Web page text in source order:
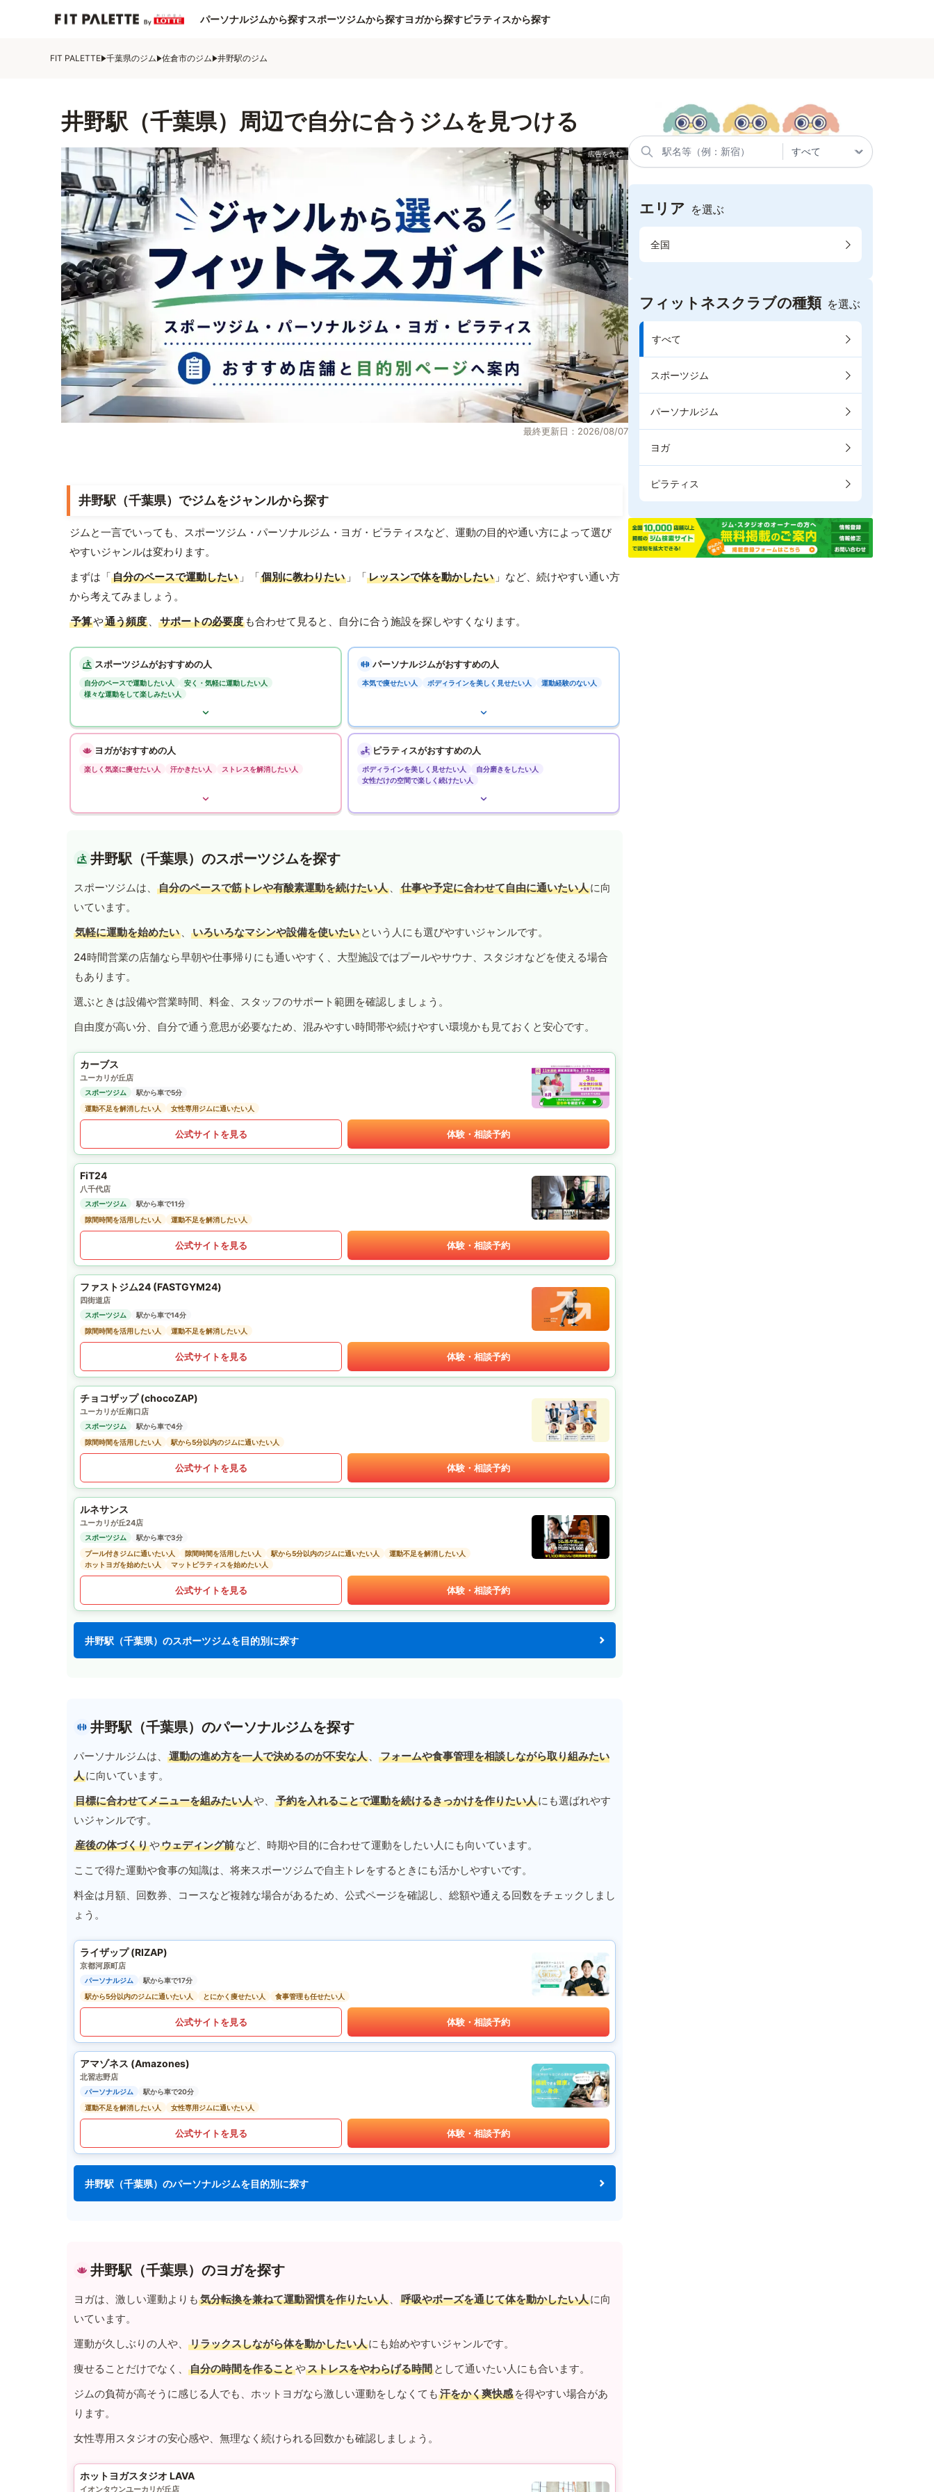
パーソナルジムから探すスポーツジムから探すヨガから探すピラティスから探す
FIT PALETTE 千葉県のジム 佐倉市のジム 井野駅のジム
井野駅（千葉県）周辺で自分に合うジムを見つける
最終更新日：2026/08/07
井野駅（千葉県）でジムをジャンルから探す
ジムと一言でいっても、スポーツジム・パーソナルジム・ヨガ・ピラティスなど、運動の目的や通い方によって選び
やすいジャンルは変わります。
まずは「自分のペースで運動したい 」「個別に教わりたい 」「レッスンで体を動かしたい 」など、続けやすい通い方
から考えてみましょう。
予算や通う頻度 、 サポートの必要度 も合わせて見ると、自分に合う施設を探しやすくなります。
スポーツジムがおすすめの人
自分のペースで運動したい人
安く・気軽に運動したい人
様々な運動をして楽しみたい人
パーソナルジムがおすすめの人
本気で痩せたい人 ボディラインを美しく見せたい人 運動経験のない人
ヨガがおすすめの人
楽しく気楽に痩せたい人 汗かきたい人 ストレスを解消したい人
ピラティスがおすすめの人
ボディラインを美しく見せたい人
自分磨きをしたい人
女性だけの空間で楽しく続けたい人
井野駅（千葉県）のスポーツジムを探す
スポーツジムは、 自分のペースで筋トレや有酸素運動を続けたい人 、 仕事や予定に合わせて自由に通いたい人に向
いています。
気軽に運動を始めたい 、 いろいろなマシンや設備を使いたい という人にも選びやすいジャンルです。
24時間営業の店舗なら早朝や仕事帰りにも通いやすく、大型施設ではプールやサウナ、スタジオなどを使える場合
もあります。
選ぶときは設備や営業時間、料金、スタッフのサポート範囲を確認しましょう。
自由度が高い分、自分で通う意思が必要なため、混みやすい時間帯や続けやすい環境かも見ておくと安心です。
カーブス
ユーカリが丘店
スポーツジム
駅から車で5分
運動不足を解消したい人
女性専用ジムに通いたい人
公式サイトを見る 体験・相談予約
FiT24
八千代店
スポーツジム
駅から車で11分
隙間時間を活用したい人
運動不足を解消したい人
公式サイトを見る 体験・相談予約
ファストジム24 (FASTGYM24)
四街道店
スポーツジム
駅から車で14分
隙間時間を活用したい人
運動不足を解消したい人
公式サイトを見る 体験・相談予約
チョコザップ (chocoZAP)
ユーカリが丘南口店
スポーツジム
駅から車で4分
隙間時間を活用したい人
駅から5分以内のジムに通いたい人
公式サイトを見る 体験・相談予約
ルネサンス
ユーカリが丘24店
スポーツジム
駅から車で3分
プール付きジムに通いたい人
隙間時間を活用したい人 駅から5分以内のジムに通いたい人
運動不足を解消したい人
ホットヨガを始めたい人
マットピラティスを始めたい人
公式サイトを見る 体験・相談予約
井野駅（千葉県）のスポーツジムを目的別に探す
井野駅（千葉県）のパーソナルジムを探す
パーソナルジムは、 運動の進め方を一人で決めるのが不安な人 、
フォームや食事管理を相談しながら取り組みたい
人に向いています。
目標に合わせてメニューを組みたい人や、 予約を入れることで運動を続けるきっかけを作りたい人にも選ばれやす
いジャンルです。
産後の体づくりやウェディング前など、時期や目的に合わせて運動をしたい人にも向いています。
ここで得た運動や食事の知識は、将来スポーツジムで自主トレをするときにも活かしやすいです。
料金は月額、回数券、コースなど複雑な場合があるため、公式ページを確認し、総額や通える回数をチェックしまし
ょう。
ライザップ (RIZAP)
京都河原町店
パーソナルジム
駅から車で17分
駅から5分以内のジムに通いたい人
とにかく痩せたい人 食事管理も任せたい人
公式サイトを見る 体験・相談予約
アマゾネス (Amazones)
北習志野店
パーソナルジム
駅から車で20分
運動不足を解消したい人
女性専用ジムに通いたい人
公式サイトを見る 体験・相談予約
井野駅（千葉県）のパーソナルジムを目的別に探す
井野駅（千葉県）のヨガを探す
ヨガは、激しい運動よりも 気分転換を兼ねて運動習慣を作りたい人 、 呼吸やポーズを通じて体を動かしたい人に向
いています。
運動が久しぶりの人や、
リラックスしながら体を動かしたい人にも始めやすいジャンルです。
痩せることだけでなく、
自分の時間を作ることやストレスをやわらげる時間 として通いたい人にも合います。
ジムの負荷が高そうに感じる人でも、ホットヨガなら激しい運動をしなくても 汗をかく爽快感 を得やすい場合があ
ります。
女性専用スタジオの安心感や、無理なく続けられる回数かも確認しましょう。
ホットヨガスタジオ LAVA
イオンタウンユーカリが丘店
エリア を選ぶ
全国
フィットネスクラブの種類 を選ぶ
すべて
スポーツジム
パーソナルジム
ヨガ
ピラティス